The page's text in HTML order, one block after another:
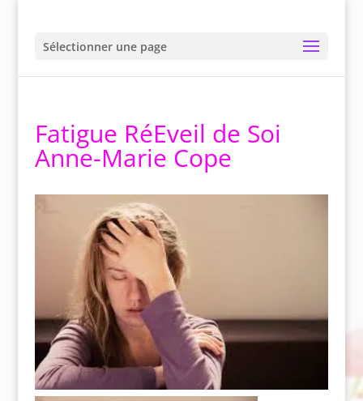
Sélectionner une page
Fatigue RéEveil de Soi
Anne-Marie Cope